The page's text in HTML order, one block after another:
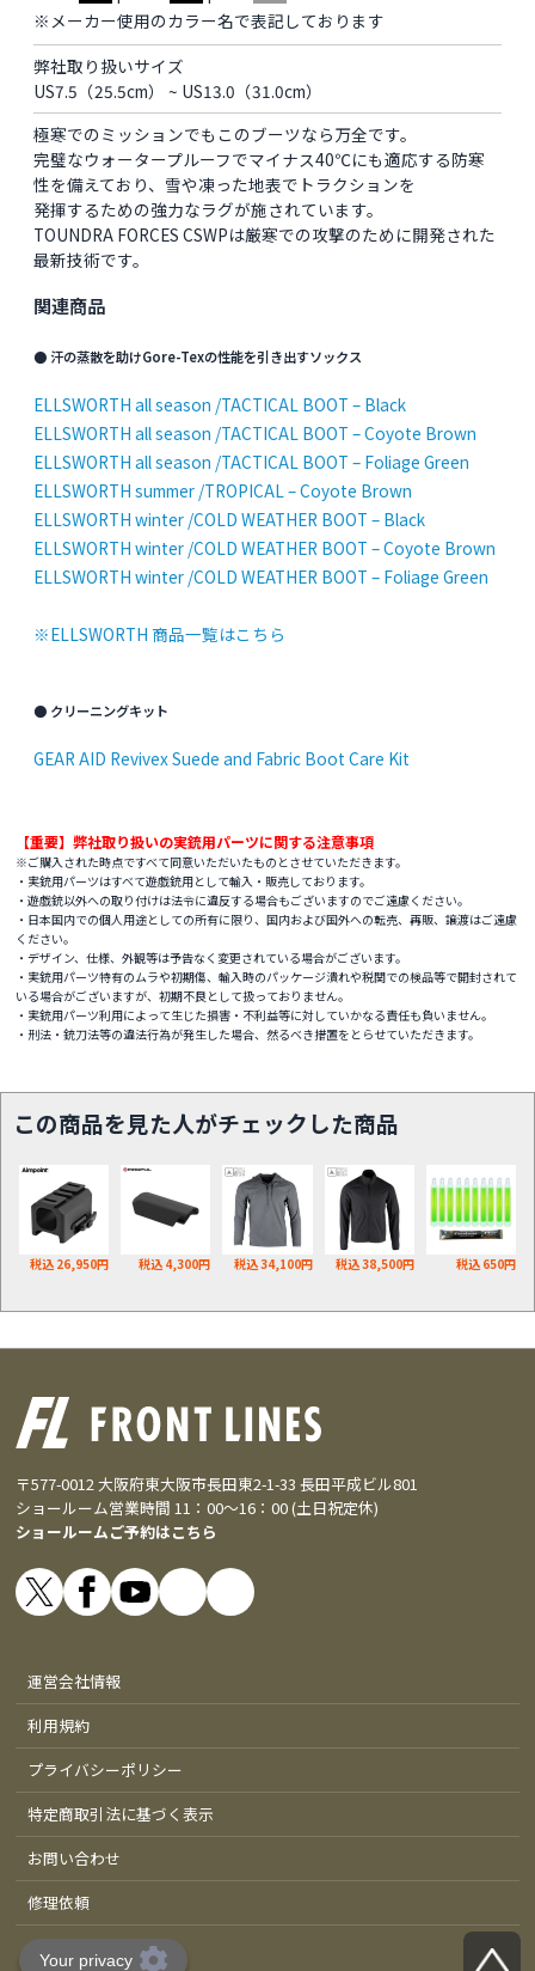
※メーカー使用のカラー名で表記しております
弊社取り扱いサイズ
US7.5（25.5cm） ~ US13.0（31.0cm）
極寒でのミッションでもこのブーツなら万全です。
完璧なウォータープルーフでマイナス40℃にも適応する防寒
性を備えており、雪や凍った地表でトラクションを
発揮するための強力なラグが施されています。
TOUNDRA FORCES CSWPは厳寒での攻撃のために開発された
最新技術です。
関連商品
● 汗の蒸散を助けGore-Texの性能を引き出すソックス
ELLSWORTH all season /TACTICAL BOOT – Black
ELLSWORTH all season /TACTICAL BOOT – Coyote Brown
ELLSWORTH all season /TACTICAL BOOT – Foliage Green
ELLSWORTH summer /TROPICAL – Coyote Brown
ELLSWORTH winter /COLD WEATHER BOOT – Black
ELLSWORTH winter /COLD WEATHER BOOT – Coyote Brown
ELLSWORTH winter /COLD WEATHER BOOT – Foliage Green
※ELLSWORTH 商品一覧はこちら
● クリーニングキット
GEAR AID Revivex Suede and Fabric Boot Care Kit
【重要】弊社取り扱いの実銃用パーツに関する注意事項
※ご購入された時点ですべて同意いただいたものとさせていただきます。
・実銃用パーツはすべて遊戯銃用として輸入・販売しております。
・遊戯銃以外への取り付けは法令に違反する場合もございますのでご遠慮ください。
・日本国内での個人用途としての所有に限り、国内および国外への転売、再販、譲渡はご遠慮
ください。
・デザイン、仕様、外観等は予告なく変更されている場合がございます。
・実銃用パーツ特有のムラや初期傷、輸入時のパッケージ潰れや税関での検品等で開封されて
いる場合がございますが、初期不良として扱っておりません。
・実銃用パーツ利用によって生じた損害・不利益等に対していかなる責任も負いません。
・刑法・銃刀法等の違法行為が発生した場合、然るべき措置をとらせていただきます。
この商品を見た人がチェックした商品
税込 26,950円 税込 4,300円 税込 34,100円 税込 38,500円 税込 650円
〒577-0012 大阪府東大阪市長田東2-1-33 長田平成ビル801
ショールーム営業時間 11：00～16：00 (土日祝定休)
ショールームご予約はこちら
運営会社情報
利用規約
プライバシーポリシー
特定商取引法に基づく表示
お問い合わせ
修理依頼